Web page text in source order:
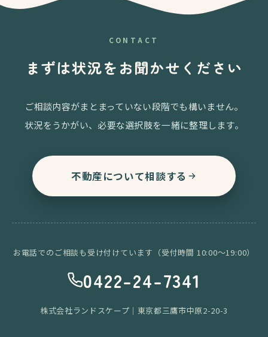
CONTACT
まずは状況をお聞かせください
ご相談内容がまとまっていない段階でも構いません。
状況をうかがい、必要な選択肢を一緒に整理します。
不動産について相談する
お電話でのご相談も受け付けています（受付時間 10:00〜19:00）
0422-24-7341
株式会社ランドスケープ｜東京都三鷹市中原2-20-3